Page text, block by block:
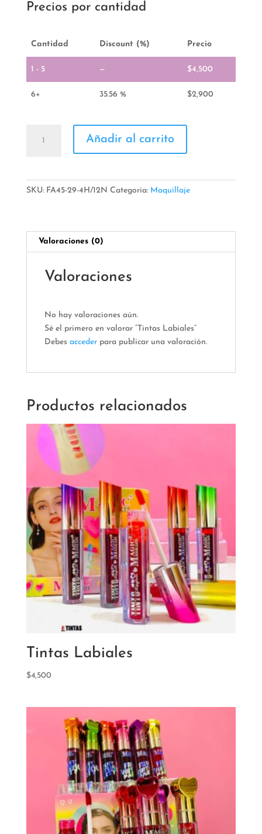
Precios por cantidad
Cantidad Discount (%) Precio
1 - 5 — $4,500
6+ 35.56 % $2,900
Labiales
Añadir al carrito
SKU: FA45-29-4H/12N Categoría: Maquillaje
Valoraciones (0)
Valoraciones
No hay valoraciones aún.
Sé el primero en valorar “Tintas Labiales”
Debes accederpara publicar una valoración.
Productos relacionados
Tintas Labiales
$4,500